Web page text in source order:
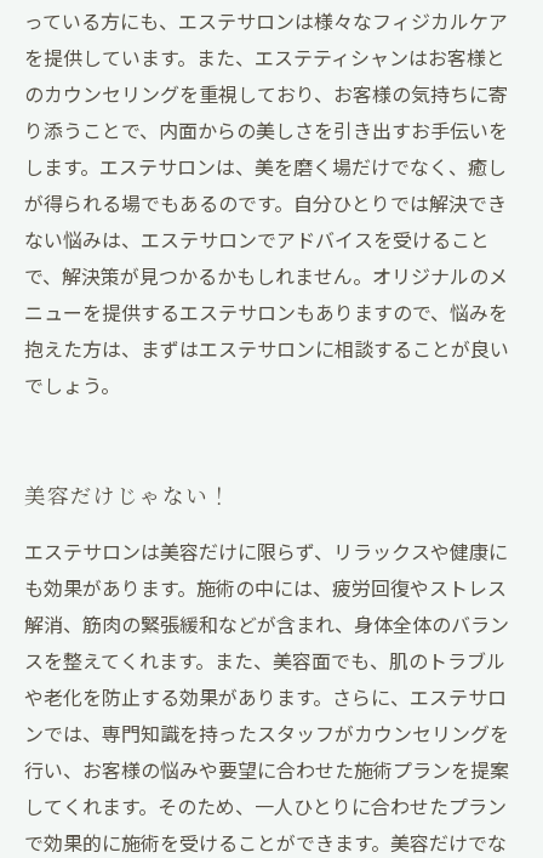
っている方にも、エステサロンは様々なフィジカルケア
を提供しています。また、エステティシャンはお客様と
のカウンセリングを重視しており、お客様の気持ちに寄
り添うことで、内面からの美しさを引き出すお手伝いを
します。エステサロンは、美を磨く場だけでなく、癒し
が得られる場でもあるのです。自分ひとりでは解決でき
ない悩みは、エステサロンでアドバイスを受けること
で、解決策が見つかるかもしれません。オリジナルのメ
ニューを提供するエステサロンもありますので、悩みを
抱えた方は、まずはエステサロンに相談することが良い
でしょう。
美容だけじゃない！
エステサロンは美容だけに限らず、リラックスや健康に
も効果があります。施術の中には、疲労回復やストレス
解消、筋肉の緊張緩和などが含まれ、身体全体のバラン
スを整えてくれます。また、美容面でも、肌のトラブル
や老化を防止する効果があります。さらに、エステサロ
ンでは、専門知識を持ったスタッフがカウンセリングを
行い、お客様の悩みや要望に合わせた施術プランを提案
してくれます。そのため、一人ひとりに合わせたプラン
で効果的に施術を受けることができます。美容だけでな